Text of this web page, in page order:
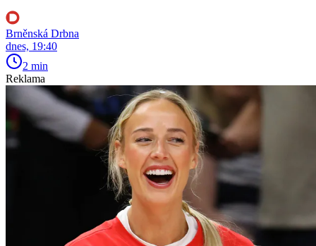
Brněnská Drbna
dnes, 19:40
2 min
Reklama